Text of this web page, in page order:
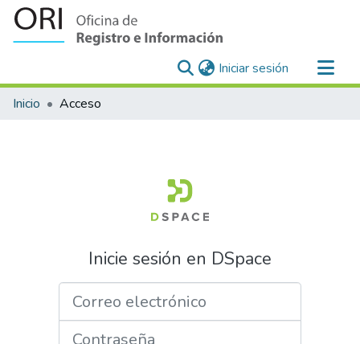
Iniciar sesión (current)
Comunidades
Inicio Acceso
Inicie sesión en DSpace